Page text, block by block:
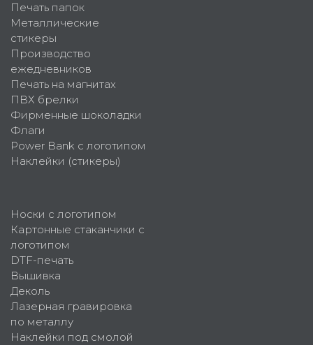
Печать папок
Металлические
стикеры
Производство
ежедневников
Печать на магнитах
ПВХ брелки
Фирменные шоколадки
Флаги
Power Bank с логотипом
Наклейки (стикеры)
Носки с логотипом
Картонные стаканчики с
логотипом
DTF-печать
Вышивка
Деколь
Лазерная гравировка
по металлу
Наклейки под смолой